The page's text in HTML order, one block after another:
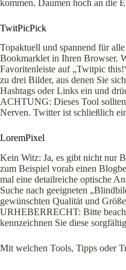
kommen. Daumen hoch an die
TwitPicPick
Topaktuell und spannend für
Bookmarklet in Ihren Browser.
Favoritenleiste auf „Twitpic
zu drei Bilder, aus denen Sie
Hashtags oder Links ein und
ACHTUNG: Dieses Tool sollten
Nerven. Twitter ist schließlich
LoremPixel
Kein Witz: Ja, es gibt nicht nur
zum Beispiel vorab einen
mal eine detailreiche optische
Suche nach geeigneten
gewünschten Qualität und
URHEBERRECHT: Bitte
kennzeichnen Sie diese
Mit welchen Tools, Tipps oder